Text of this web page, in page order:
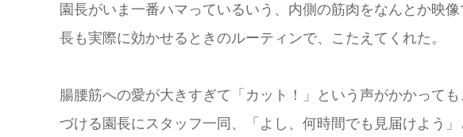
園長がいま一番ハマっているいう、内側の筋肉をなんとか映
長も実際に効かせるときのルーティンで、こたえてくれた。
腸腰筋への愛が大きすぎて「カット！」という声がかかって
づける園長にスタッフ一同、「よし、何時間でも見届けよう」